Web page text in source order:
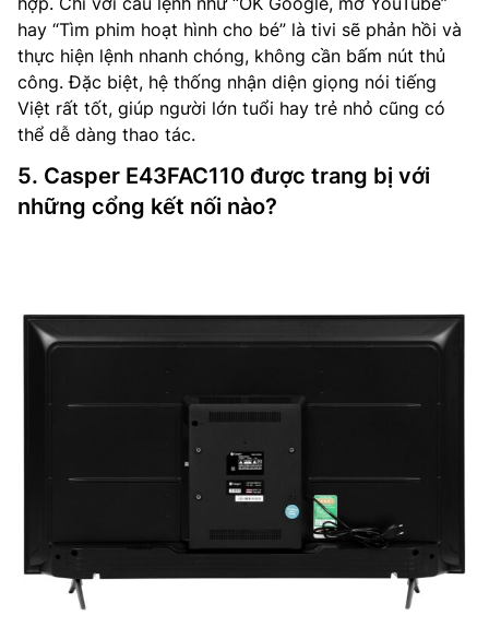
hay “Tìm phim hoạt hình cho bé” là tivi sẽ phản hồi và
thực hiện lệnh nhanh chóng, không cần bấm nút thủ
công. Đặc biệt, hệ thống nhận diện giọng nói tiếng
Việt rất tốt, giúp người lớn tuổi hay trẻ nhỏ cũng có
thể dễ dàng thao tác.
5. Casper E43FAC110 được trang bị với
những cổng kết nối nào?